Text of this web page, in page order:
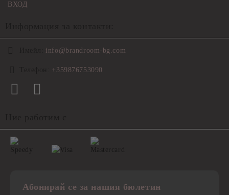
ВХОД
info@brandroom-bg.com
+359876753090
Абонирай се за нашия бюлетин